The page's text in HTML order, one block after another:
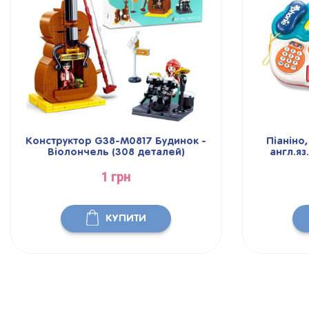
Конструктор G38-M0817 Будинок -
Віолончель (308 деталей)
1 грн
КУПИТИ